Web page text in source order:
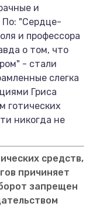
и
По: "Сердце-
и профессора
о том, что
- стали
слегка
Гриса
готических
никогда не
средств,
причиняет
запрещен